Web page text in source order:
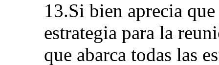
13.Si bien aprecia
estrategia para la
que abarca todas las